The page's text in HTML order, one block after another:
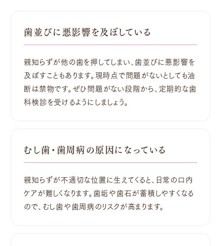
歯並びに悪影響を及ぼしている
親知らずが他の歯を押してしまい、歯並びに悪影響を
及ぼすこともあります。現時点で問題がないとしても油
断は禁物です。ぜひ問題がない段階から、定期的な歯
科検診を受けるようにしましょう。
むし歯・歯周病の原因になっている
親知らずが不適切な位置に生えてくると、日常の口内
ケアが難しくなります。歯垢や歯石が蓄積しやすくなる
ので、むし歯や歯周病のリスクが高まります。